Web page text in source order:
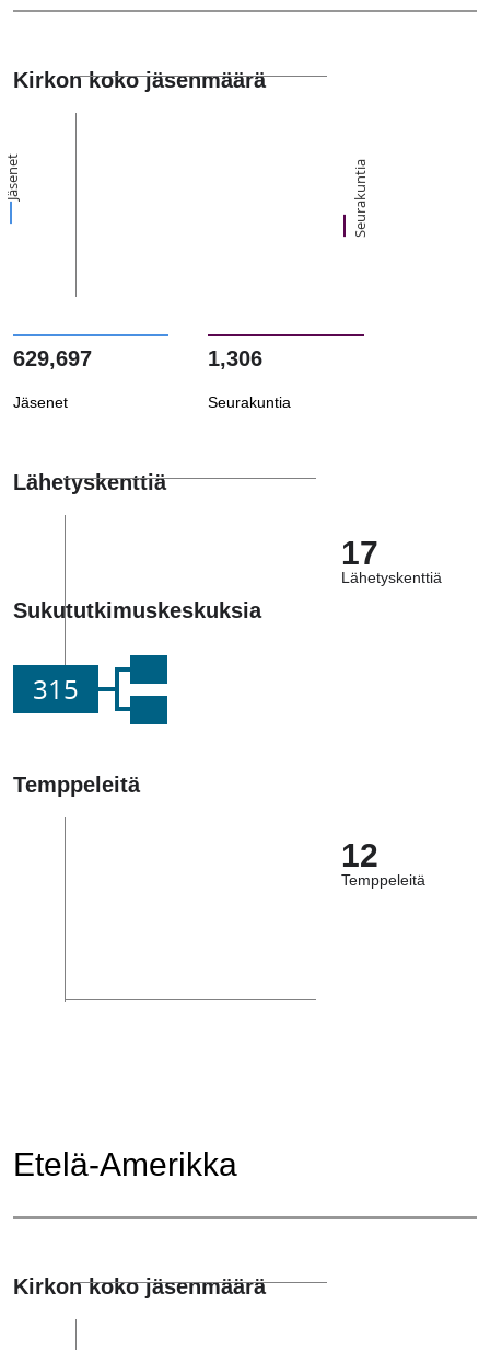
Kirkon koko jäsenmäärä
Jäsenet Seurakuntia
629,697
Jäsenet
1,306
Seurakuntia
Lähetyskenttiä
17
Lähetyskenttiä
Sukututkimuskeskuksia
315
Temppeleitä
12
Temppeleitä
Etelä-Amerikka
Kirkon koko jäsenmäärä